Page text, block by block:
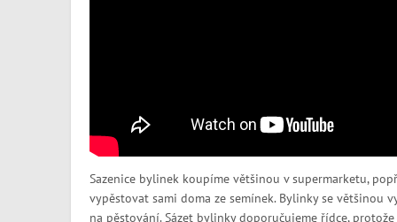
Sazenice bylinek koupíme většinou v supermarketu,
vypěstovat sami doma ze semínek. Bylinky se většinou
na pěstování. Sázet bylinky doporučujeme řídce,